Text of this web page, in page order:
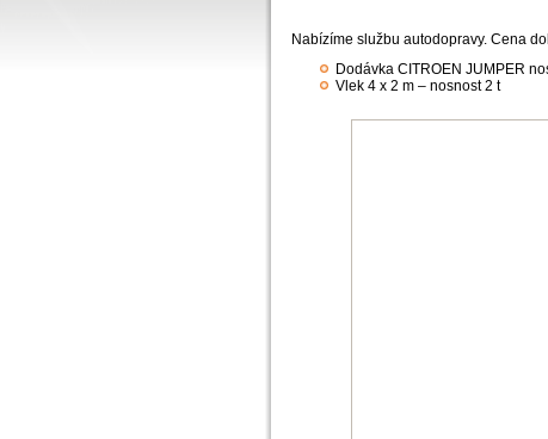
Nabízíme službu autodopravy. Cena
Dodávka CITROEN JUMPER
Vlek 4 x 2 m – nosnost 2 t